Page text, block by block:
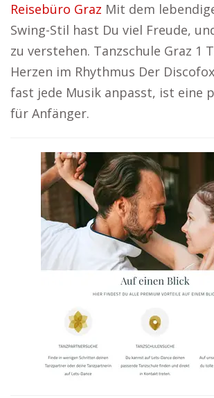
Reisebüro Graz Mit dem
Swing-Stil hast Du viel Freude,
zu verstehen. Tanzschule Graz 1
Herzen im Rhythmus Der
fast jede Musik anpasst, ist eine
für Anfänger.